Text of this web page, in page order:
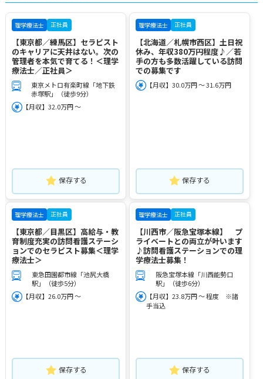
理学療法士 正社員
【東京都／練馬区】セラピスト
のキャリアに天井はない。次の
管理者を本気で育てる！＜理学
療法士／正社員＞
東京メトロ有楽町線「地下鉄
赤塚駅」（徒歩9分）
【月収】32.0万円 ～
保存する
理学療法士 正社員
【北海道／札幌市西区】土日祝
休み、年収380万円程度♪／若
手の方も多数活躍している訪問
での募集です
【月収】30.0万円 ～ 31.6万円
保存する
理学療法士 正社員
【東京都／目黒区】高給与・教
育制度充実の訪問看護ステーシ
ョンでのセラピスト募集＜理学
療法士＞
東急田園都市線「池尻大橋
駅」（徒歩5分）
【月収】26.0万円 ～
保存する
理学療法士 正社員
【川西市／阪急宝塚本線】 プ
ライベートとの両立が叶います
♪訪問看護ステーションでの理
学療法士募集！
阪急宝塚本線「川西能勢口
駅」（徒歩6分）
【月収】23.8万円 ～ 程度 ※諸
手当込
保存する